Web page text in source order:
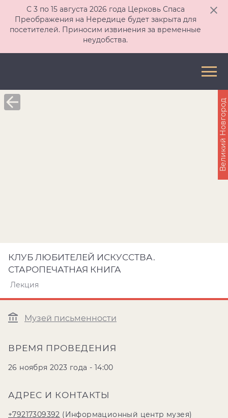
С 3 по 15 августа 2026 года Церковь Спаса
Преображения на Нередице будет закрыта для
посетителей. Приносим извинения за временные
неудобства.
КЛУБ ЛЮБИТЕЛЕЙ ИСКУССТВА.
СТАРОПЕЧАТНАЯ КНИГА
Лекция
Музей письменности
ВРЕМЯ ПРОВЕДЕНИЯ
26 ноября 2023 года - 14:00
АДРЕС И КОНТАКТЫ
+79217309392 (Информационный центр музея)
Великий Новгород